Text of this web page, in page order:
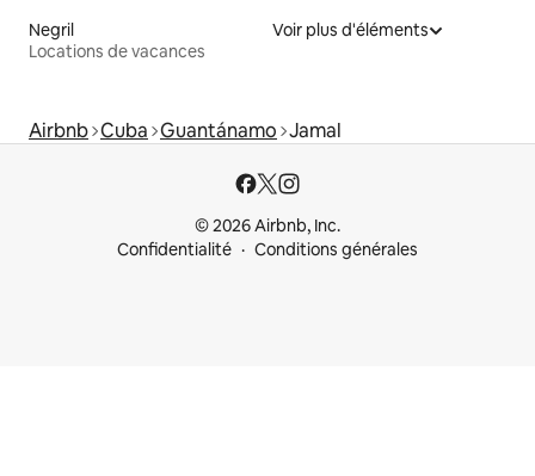
Negril
Locations de vacances
Voir plus d'éléments
Airbnb Cuba Guantánamo Jamal
© 2026 Airbnb, Inc.
Confidentialité
Conditions générales